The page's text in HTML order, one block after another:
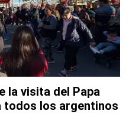
la visita del Papa
todos los argentinos